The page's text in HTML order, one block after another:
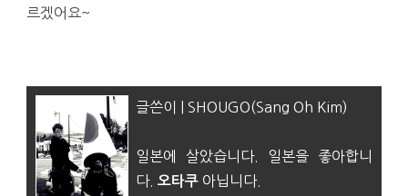
르겠어요~
글쓴이 | SHOUGO(Sang Oh Kim)
일본에 살았습니다. 일본을 좋아합니
다. 오타쿠 아닙니다.